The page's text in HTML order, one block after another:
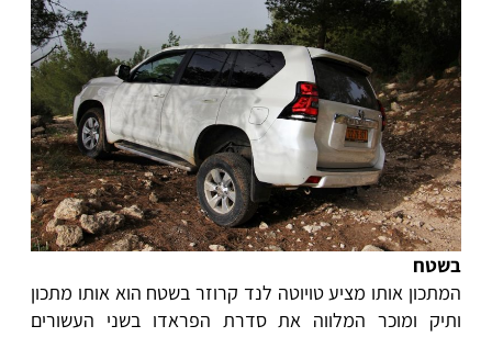
בשטח
המתכון אותו מציע טויוטה לנד קרוזר בשטח הוא אותו מתכון
ותיק ומוכר המלווה את סדרת הפראדו בשני העשורים